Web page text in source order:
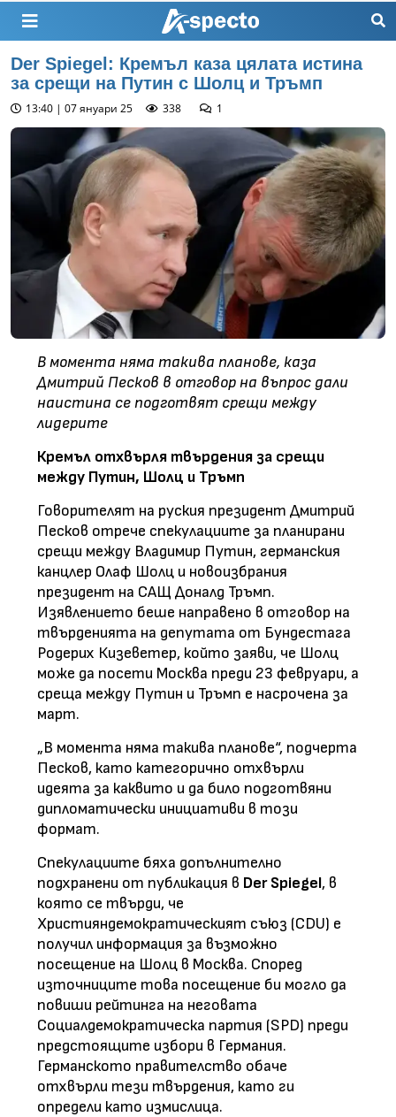
Der Spiegel: Кремъл каза цялата истина
за срещи на Путин с Шолц и Тръмп
13:40 | 07 януари 25 338 1
В момента няма такива планове, каза
Дмитрий Песков в отговор на въпрос дали
наистина се подготвят срещи между
лидерите
Кремъл отхвърля твърдения за срещи
между Путин, Шолц и Тръмп
Говорителят на руския президент Дмитрий
Песков отрече спекулациите за планирани
срещи между Владимир Путин, германския
канцлер Олаф Шолц и новоизбрания
президент на САЩ Доналд Тръмп.
Изявлението беше направено в отговор на
твърденията на депутата от Бундестага
Родерих Кизеветер, който заяви, че Шолц
може да посети Москва преди 23 февруари, а
среща между Путин и Тръмп е насрочена за
март.
„В момента няма такива планове“, подчерта
Песков, като категорично отхвърли
идеята за каквито и да било подготвяни
дипломатически инициативи в този
формат.
Спекулациите бяха допълнително
подхранени от публикация в Der Spiegel, в
която се твърди, че
Християндемократическият съюз (CDU) е
получил информация за възможно
посещение на Шолц в Москва. Според
източниците това посещение би могло да
повиши рейтинга на неговата
Социалдемократическа партия (SPD) преди
предстоящите избори в Германия.
Германското правителство обаче
отхвърли тези твърдения, като ги
определи като измислица.